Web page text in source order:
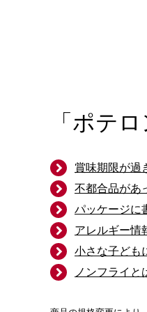
「ポテ
賞味期限が過
不都合品があ
パッケージに
アレルギー情
小さな子ども
ノンフライと